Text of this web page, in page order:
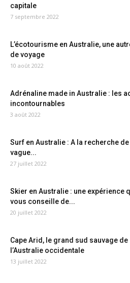
capitale
7 septembre 2022
L’écotourisme en Australie, une
de voyage
10 août 2022
Adrénaline made in Australie : les
incontournables
3 août 2022
Surf en Australie : A la recherche de
vague...
27 juillet 2022
Skier en Australie : une expérience
vous conseille de...
20 juillet 2022
Cape Arid, le grand sud sauvage de
l’Australie occidentale
13 juillet 2022